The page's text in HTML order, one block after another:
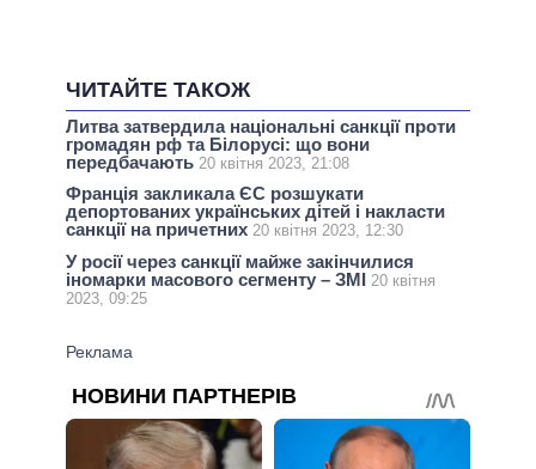
ЧИТАЙТЕ ТАКОЖ
Литва затвердила національні санкції проти
громадян рф та Білорусі: що вони
передбачають 20 квітня 2023, 21:08
Франція закликала ЄС розшукати
депортованих українських дітей і накласти
санкції на причетних 20 квітня 2023, 12:30
У росії через санкції майже закінчилися
іномарки масового сегменту – ЗМІ 20 квітня
2023, 09:25